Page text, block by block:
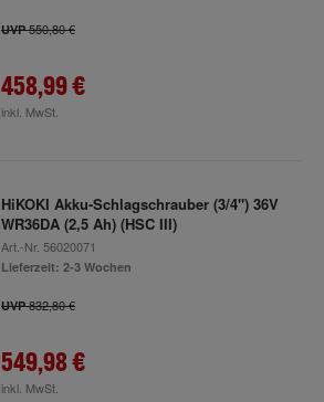
UVP550,80 €
458,99 €
inkl. MwSt.
HiKOKI Akku-Schlagschrauber (3/4") 36V
WR36DA (2,5 Ah) (HSC III)
Art.-Nr. 56020071
Lieferzeit: 2-3 Wochen
UVP832,80 €
549,98 €
inkl. MwSt.